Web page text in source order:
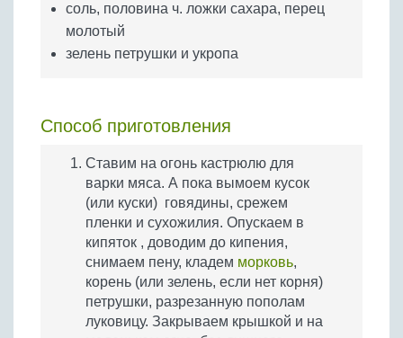
соль, половина ч. ложки сахара, перец
молотый
зелень петрушки и укропа
Способ приготовления
Ставим на огонь кастрюлю для
варки мяса. А пока вымоем кусок
(или куски) говядины, срежем
пленки и сухожилия. Опускаем в
кипяток , доводим до кипения,
снимаем пену, кладем морковь,
корень (или зелень, если нет корня)
петрушки, разрезанную пополам
луковицу. Закрываем крышкой и на